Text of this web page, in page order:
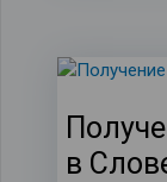
в